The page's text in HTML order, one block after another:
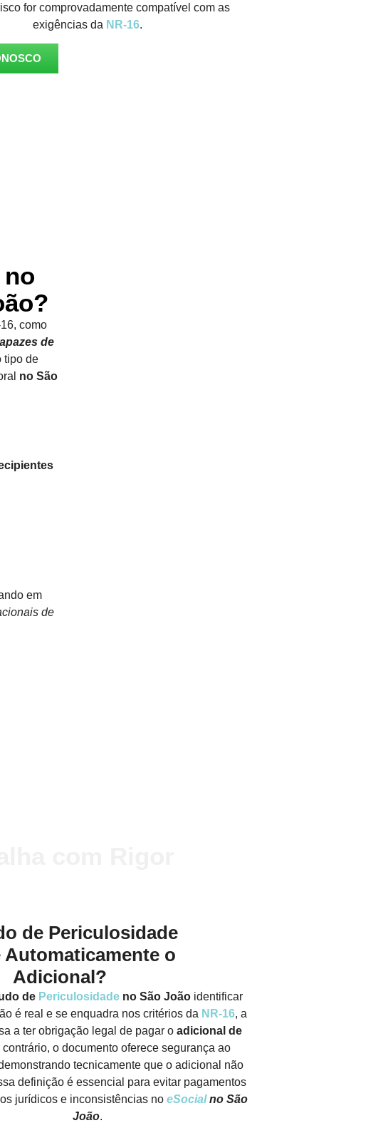
for comprovadamente compatível com as
exigências da NR-16.
como
de
tipo de
no São
em
de
de Periculosidade
Automaticamente o
Adicional?
de Periculosidade no São João identificar
é real e se enquadra nos critérios da NR-16, a
a ter obrigação legal de pagar o adicional de
contrário, o documento oferece segurança ao
tecnicamente que o adicional não
definição é essencial para evitar pagamentos
jurídicos e inconsistências no eSocial no São
João.